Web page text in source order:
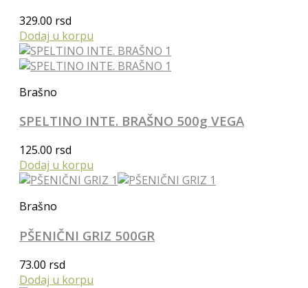
329.00 rsd
Dodaj u korpu
Brašno
SPELTINO INTE. BRAŠNO 500g VEGA
125.00 rsd
Dodaj u korpu
Brašno
PŠENIČNI GRIZ 500GR
73.00 rsd
Dodaj u korpu